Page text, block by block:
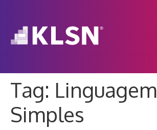
Tag: Linguagem
Simples